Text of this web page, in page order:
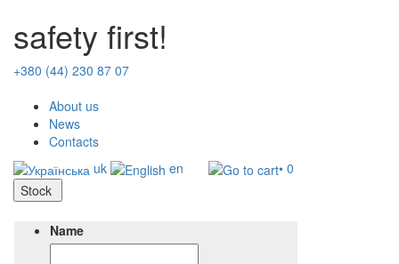
safety first!
+380 (44) 230 87 07
About us
News
Contacts
uk
en
• 0
Stock
Name